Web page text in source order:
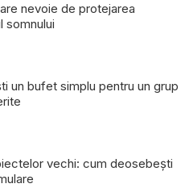
nevoie de protejarea
somnului
un bufet simplu pentru un grup
vechi: cum deosebești